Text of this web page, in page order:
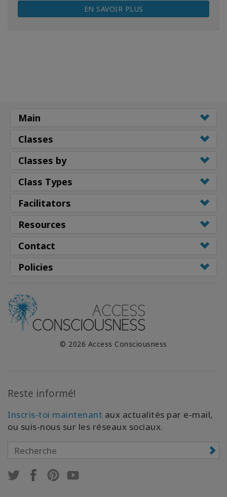
EN SAVOIR PLUS
Main
Classes
Classes by
Class Types
Facilitators
Resources
Contact
Policies
© 2026 Access Consciousness
Reste informé!
Inscris-toi maintenant aux actualités par e-mail,
ou suis-nous sur les réseaux sociaux.